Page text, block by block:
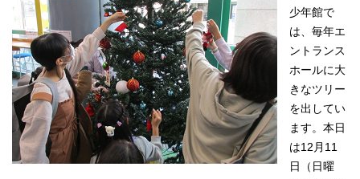
少年館で
は、毎年エ
ントランス
ホールに大
きなツリー
を出してい
ます。本日
は12月11
日（日曜